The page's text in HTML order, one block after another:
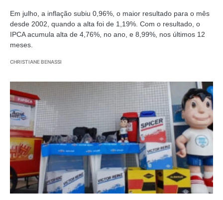
Em julho, a inflação subiu 0,96%, o maior resultado para o mês
desde 2002, quando a alta foi de 1,19%. Com o resultado, o
IPCA acumula alta de 4,76%, no ano, e 8,99%, nos últimos 12
meses.
CHRISTIANE BENASSI